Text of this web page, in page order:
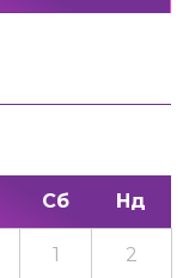
Сб Нд
1 2